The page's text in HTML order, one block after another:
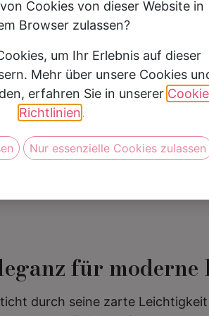
Lang
299 €- 499 €
Vereinbare jetzt Deine
für moderne
durch seine zarte
Cookies von dieser Website in
Browser zulassen?
um Ihr Erlebnis auf dieser
Mehr über unsere Cookies
erfahren Sie in unserer
Richtlinien.
Nur essenzielle Cookies zulassen